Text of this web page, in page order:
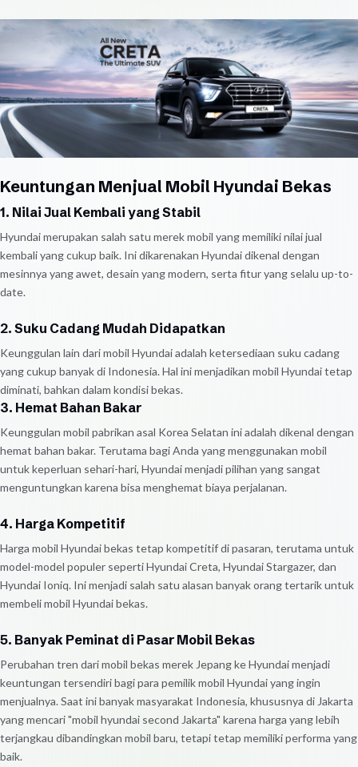
Keuntungan Menjual Mobil Hyundai Bekas
1. Nilai Jual Kembali yang Stabil
Hyundai merupakan salah satu merek mobil yang memiliki nilai jual
kembali yang cukup baik. Ini dikarenakan Hyundai dikenal dengan
mesinnya yang awet, desain yang modern, serta fitur yang selalu up-to-
date.
2. Suku Cadang Mudah Didapatkan
Keunggulan lain dari mobil Hyundai adalah ketersediaan suku cadang
yang cukup banyak di Indonesia. Hal ini menjadikan mobil Hyundai tetap
diminati, bahkan dalam kondisi bekas.
3. Hemat Bahan Bakar
Keunggulan mobil pabrikan asal Korea Selatan ini adalah dikenal dengan
hemat bahan bakar. Terutama bagi Anda yang menggunakan mobil
untuk keperluan sehari-hari, Hyundai menjadi pilihan yang sangat
menguntungkan karena bisa menghemat biaya perjalanan.
4. Harga Kompetitif
Harga mobil Hyundai bekas tetap kompetitif di pasaran, terutama untuk
model-model populer seperti Hyundai Creta, Hyundai Stargazer, dan
Hyundai Ioniq. Ini menjadi salah satu alasan banyak orang tertarik untuk
membeli mobil Hyundai bekas.
5. Banyak Peminat di Pasar Mobil Bekas
Perubahan tren dari mobil bekas merek Jepang ke Hyundai menjadi
keuntungan tersendiri bagi para pemilik mobil Hyundai yang ingin
menjualnya. Saat ini banyak masyarakat Indonesia, khususnya di Jakarta
yang mencari "mobil hyundai second Jakarta" karena harga yang lebih
terjangkau dibandingkan mobil baru, tetapi tetap memiliki performa yang
baik.